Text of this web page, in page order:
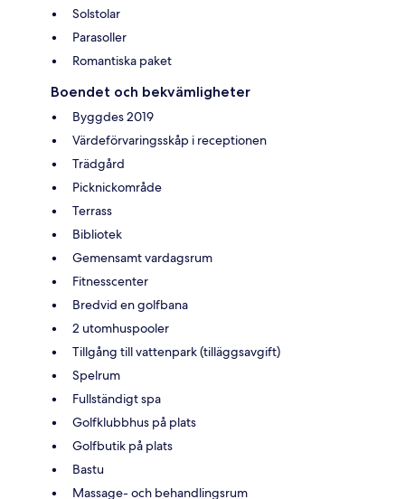
Solstolar
Parasoller
Romantiska paket
Boendet och bekvämligheter
Byggdes 2019
Värdeförvaringsskåp i receptionen
Trädgård
Picknickområde
Terrass
Bibliotek
Gemensamt vardagsrum
Fitnesscenter
Bredvid en golfbana
2 utomhuspooler
Tillgång till vattenpark (tilläggsavgift)
Spelrum
Fullständigt spa
Golfklubbhus på plats
Golfbutik på plats
Bastu
Massage- och behandlingsrum